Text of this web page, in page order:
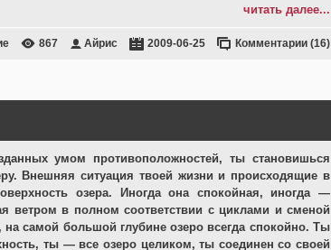
читать далее...
867 Айрис 2009-06-25 Комментарии (16)
умом противоположностей, ты становишься
Внешняя ситуация твоей жизни и происходящие в
озера. Иногда она спокойная, иногда —
ветром в полном соответствии с циклами и сменой
на самой большой глубине озеро всегда спокойно. Ты
ты — все озеро целиком, ты соединен со своей